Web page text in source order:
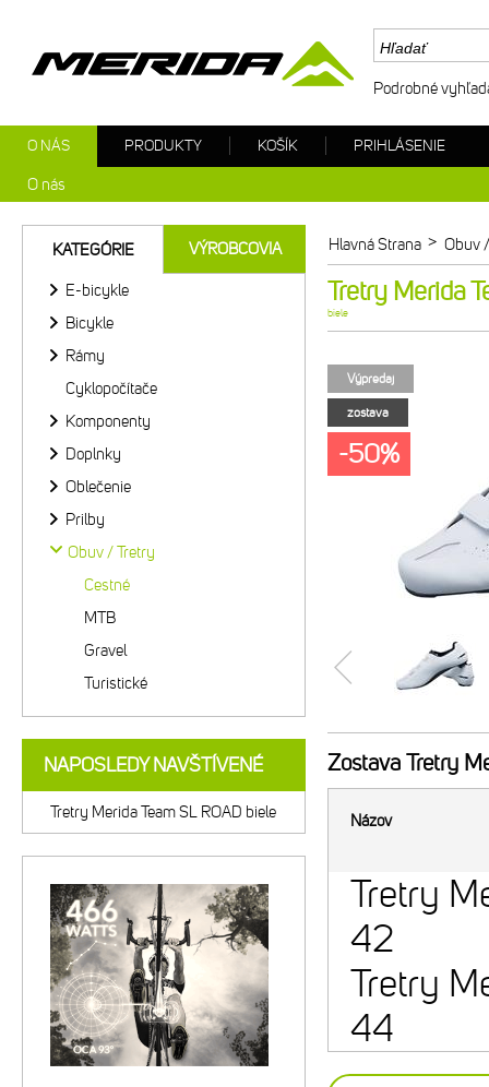
Hlavná Strana > Obuv
Tretry Merida
biele
Výpredaj
zostava
-50%
Zostava Tretry
Názov
Tretry
42
Tretry
44
KATEGÓRIE VÝROBCOVIA
E-bicykle
Bicykle
Rámy
Cyklopočítače
Komponenty
Doplnky
Oblečenie
Prilby
Obuv / Tretry
Cestné
MTB
Gravel
Turistické
NAPOSLEDY NAVŠTÍVENÉ
Tretry Merida Team SL ROAD biele
Podrobné
O NÁS
O nás
PRODUKTY KOŠÍK PRIHLÁSENIE